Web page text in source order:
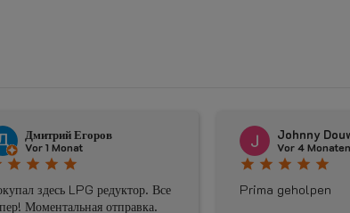
редуктор. Все
отправка.
Johnny Douwma
Vor 4 Monaten
star
Prima geholpen